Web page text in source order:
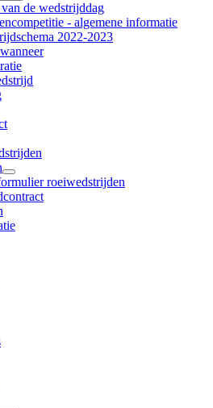
de wedstrijddag
- algemene informatie
2022-2023
roeiwedstrijden